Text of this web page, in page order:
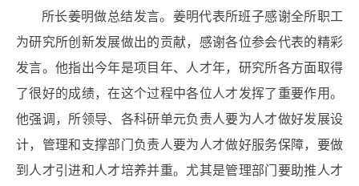
所长姜明做总结发言。姜明代表所班子感谢全所职工
为研究所创新发展做出的贡献，感谢各位参会代表的精彩
发言。他指出今年是项目年、人才年，研究所各方面取得
了很好的成绩，在这个过程中各位人才发挥了重要作用。
他强调，所领导、各科研单元负责人要为人才做好发展设
计，管理和支撑部门负责人要为人才做好服务保障，要做
到人才引进和人才培养并重。尤其是管理部门要助推人才